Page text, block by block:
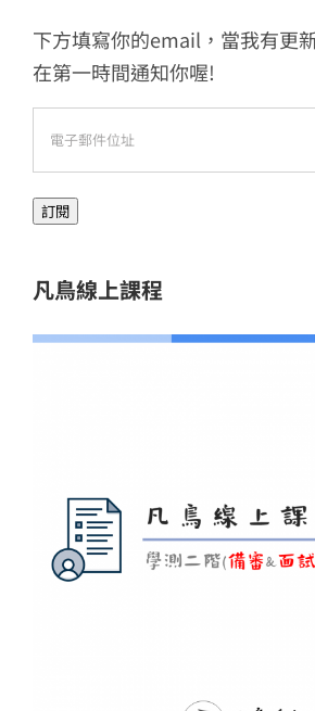
下方填寫你的email，當我有更
在第一時間通知你喔!
件
址
訂閱
凡鳥線上課程